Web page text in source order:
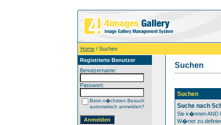
Home/ Suchen
Registrierte Benutzer
Benutzername:
Passwort:
Beim n�chsten Besuch
automatisch anmelden?
Suchen
Suchen
Suche nach
Sie k�nnen AND
W�rter zu